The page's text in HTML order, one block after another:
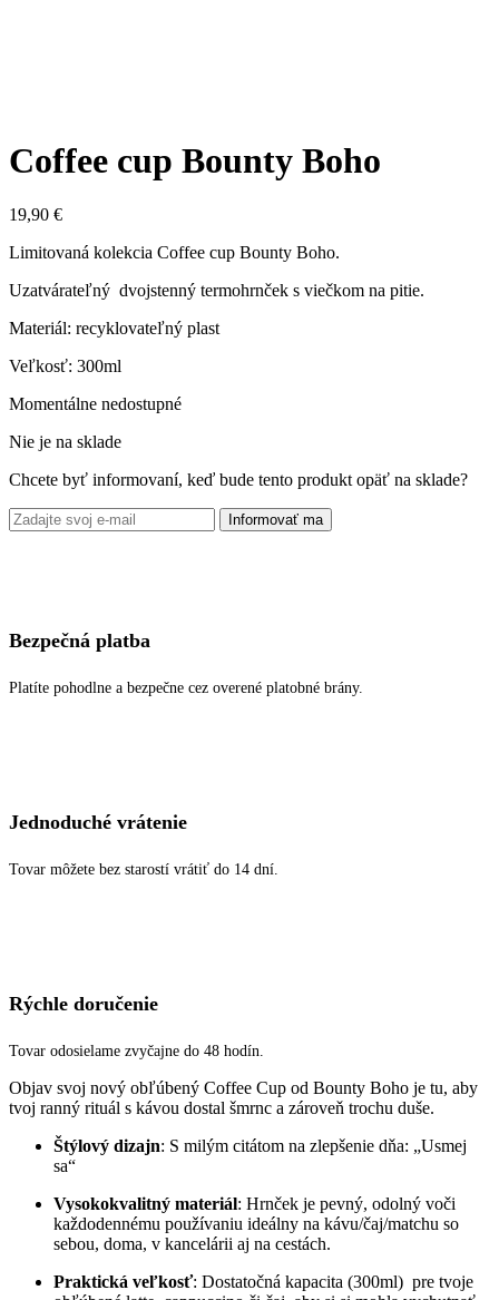
Coffee cup Bounty Boho
19,90 €
Limitovaná kolekcia Coffee cup Bounty Boho.
Uzatvárateľný dvojstenný termohrnček s viečkom na pitie.
Materiál: recyklovateľný plast
Veľkosť: 300ml
Momentálne nedostupné
Nie je na sklade
Chcete byť informovaní, keď bude tento produkt opäť na sklade?
Informovať ma
Bezpečná platba
Platíte pohodlne a bezpečne cez overené platobné brány.
Jednoduché vrátenie
Tovar môžete bez starostí vrátiť do 14 dní.
Rýchle doručenie
Tovar odosielame zvyčajne do 48 hodín.
Objav svoj nový obľúbený Coffee Cup od Bounty Boho je tu, aby
tvoj ranný rituál s kávou dostal šmrnc a zároveň trochu duše.
Štýlový dizajn: S milým citátom na zlepšenie dňa: „Usmej
sa“
Vysokokvalitný materiál: Hrnček je pevný, odolný voči
každodennému používaniu ideálny na kávu/čaj/matchu so
sebou, doma, v kancelárii aj na cestách.
Praktická veľkosť: Dostatočná kapacita (300ml) pre tvoje